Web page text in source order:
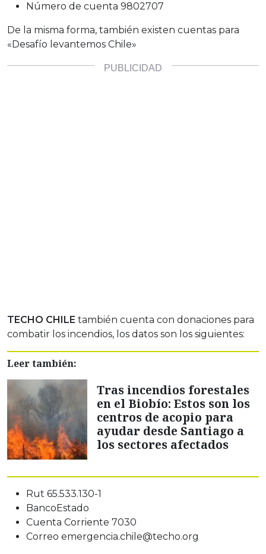
Número de cuenta 9802707
De la misma forma, también existen cuentas para
«Desafío levantemos Chile»
TECHO CHILE también cuenta con donaciones para
combatir los incendios, los datos son los siguientes:
Leer también:
Tras incendios forestales
en el Biobío: Estos son los
centros de acopio para
ayudar desde Santiago a
los sectores afectados
Rut 65.533.130-1
BancoEstado
Cuenta Corriente 7030
Correo emergencia.chile@techo.org